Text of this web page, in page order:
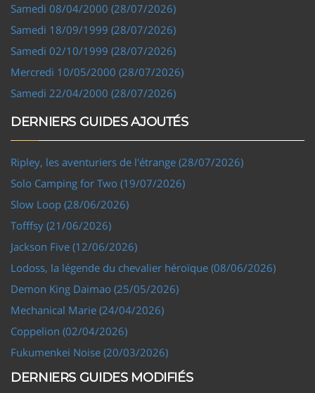
Samedi 08/04/2000 (28/07/2026)
Samedi 18/09/1999 (28/07/2026)
Samedi 02/10/1999 (28/07/2026)
Mercredi 10/05/2000 (28/07/2026)
Samedi 22/04/2000 (28/07/2026)
DERNIERS GUIDES AJOUTÉS
Ripley, les aventuriers de l'étrange (28/07/2026)
Solo Camping for Two (19/07/2026)
Slow Loop (28/06/2026)
Tofffsy (21/06/2026)
Jackson Five (12/06/2026)
Lodoss, la légende du chevalier héroïque (08/06/2026)
Demon King Daimao (25/05/2026)
Mechanical Marie (24/04/2026)
Coppelion (02/04/2026)
Fukumenkei Noise (20/03/2026)
DERNIERS GUIDES MODIFIÉS